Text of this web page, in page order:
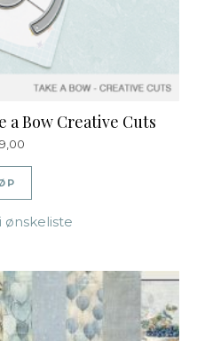
a Bow Creative Cuts
ønskeliste